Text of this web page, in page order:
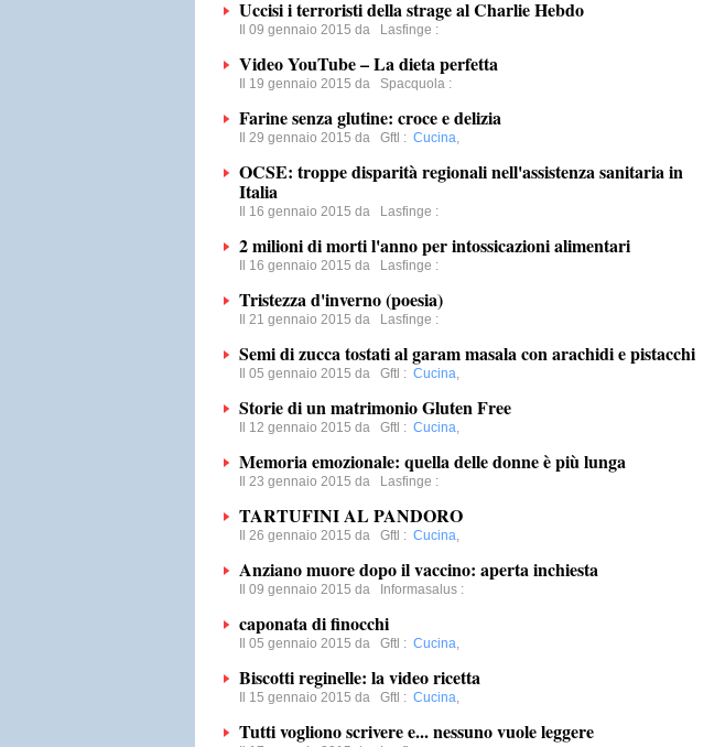
Uccisi i terroristi della strage al Charlie Hebdo
Il 09 gennaio 2015 da Lasfinge :
Video YouTube – La dieta perfetta
Il 19 gennaio 2015 da Spacquola :
Farine senza glutine: croce e delizia
Il 29 gennaio 2015 da Gftl : Cucina,
OCSE: troppe disparità regionali nell'assistenza sanitaria in
Italia
Il 16 gennaio 2015 da Lasfinge :
2 milioni di morti l'anno per intossicazioni alimentari
Il 16 gennaio 2015 da Lasfinge :
Tristezza d'inverno (poesia)
Il 21 gennaio 2015 da Lasfinge :
Semi di zucca tostati al garam masala con arachidi e pistacchi
Il 05 gennaio 2015 da Gftl : Cucina,
Storie di un matrimonio Gluten Free
Il 12 gennaio 2015 da Gftl : Cucina,
Memoria emozionale: quella delle donne è più lunga
Il 23 gennaio 2015 da Lasfinge :
TARTUFINI AL PANDORO
Il 26 gennaio 2015 da Gftl : Cucina,
Anziano muore dopo il vaccino: aperta inchiesta
Il 09 gennaio 2015 da Informasalus :
caponata di finocchi
Il 05 gennaio 2015 da Gftl : Cucina,
Biscotti reginelle: la video ricetta
Il 15 gennaio 2015 da Gftl : Cucina,
Tutti vogliono scrivere e... nessuno vuole leggere